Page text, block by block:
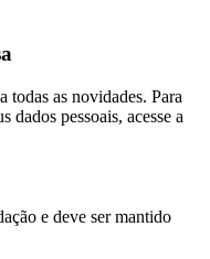
todas as novidades. Para
dados pessoais, acesse a
e deve ser mantido